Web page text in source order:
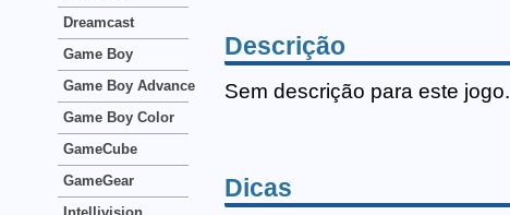
Descrição
Sem descrição para este jogo.
Dicas
Dreamcast
Game Boy
Game Boy Advance
Game Boy Color
GameCube
GameGear